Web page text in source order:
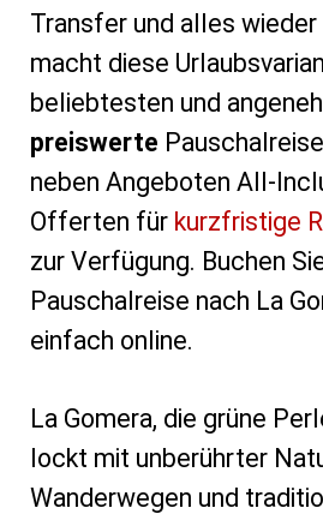
Transfer und alles
macht diese
beliebtesten und
preiswerte
neben Angeboten All-
Offerten für kurzfristige
zur Verfügung. Buchen
Pauschalreise nach La
einfach online.
La Gomera, die grüne
lockt mit unberührter
Wanderwegen und